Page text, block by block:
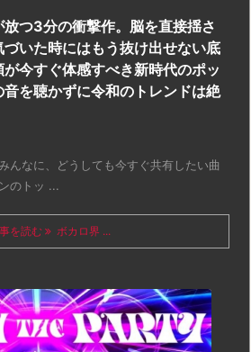
つ3分の衝撃作。脳を直接揺さ
いた時にはもう抜け出せない底
今すぐ体感すべき新時代のポッ
を聴かずに令和のトレンドは絶
んなに、どうしても今すぐ共有したい曲
のトッ ...
を読む ボカロ界 ...